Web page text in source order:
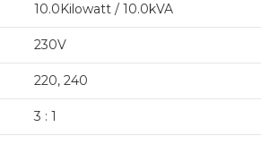
10.0Kilowatt / 10.0kVA
230V
220, 240
3 : 1